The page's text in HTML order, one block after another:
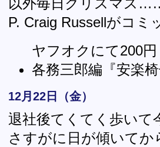
以外毎日クリスマス
P. Craig Russellがコミ
ヤフオクにて200円
各務三郎編『安楽
12月22日（金）
退社後てくてく歩いて
さすがに日が傾いてか